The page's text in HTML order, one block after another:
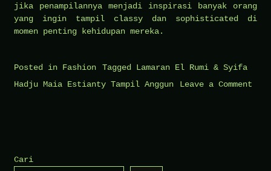
jika penampilannya menjadi inspirasi banyak orang
yang ingin tampil classy dan sophisticated di
momen penting kehidupan mereka.
Posted in Fashion Tagged Lamaran El Rumi & Syifa
Hadju Maia Estianty Tampil Anggun
Leave a Comment
&
Cari